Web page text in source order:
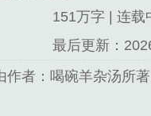
151万字 | 连载
最后更新：
者：喝碗羊杂汤所